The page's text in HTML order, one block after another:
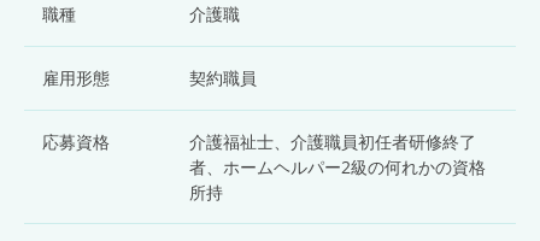
職種 介護職
雇用形態 契約職員
応募資格
介護福祉士、介護職員初任者研修終了
者、ホームヘルパー2級の何れかの資格
所持